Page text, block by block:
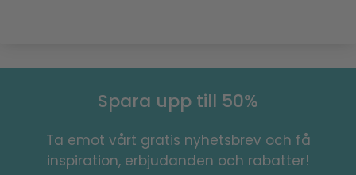
Spara upp till 50%
Ta emot vårt gratis nyhetsbrev och få
inspiration, erbjudanden och rabatter!